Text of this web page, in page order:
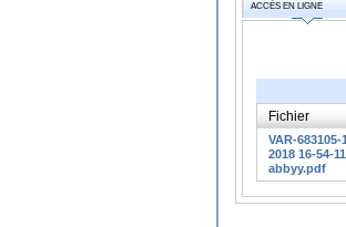
ACCÈS EN LIGNE
Fichier
VAR-683105-
2018 16-54-
abbyy.pdf